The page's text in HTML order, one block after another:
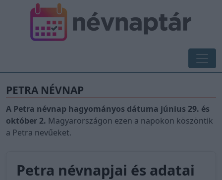
PETRA NÉVNAP
A Petra névnap hagyományos dátuma június 29. és
október 2. Magyarországon ezen a napokon köszöntik
a Petra nevűeket.
Petra névnapjai és adatai